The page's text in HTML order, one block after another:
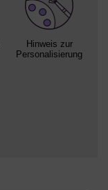
Hinweis zur
Personalisierung